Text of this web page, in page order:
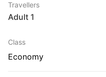
Travellers
1 Adult
Class
Economy